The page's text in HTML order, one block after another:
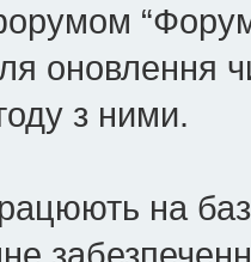
оновлення
з ними.
на